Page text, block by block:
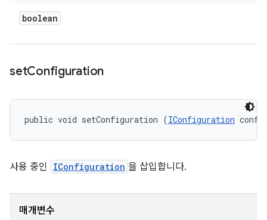
boolean
setConfiguration
public void setConfiguration (IConfiguration
사용 중인 IConfiguration 을 삽입합니다.
매개변수